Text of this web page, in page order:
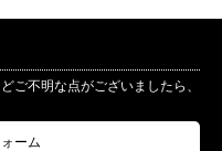
ご不明な点がございましたら、
ーム